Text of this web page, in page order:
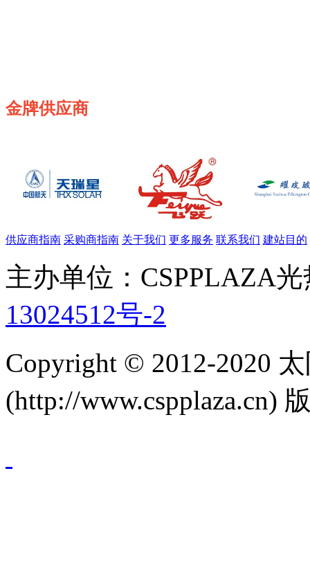
金牌供应商
供应商指南 采购商指南 关于我们 更多服务 联系我们 建站目的
主办单位：CSPPLAZA
13024512号-2
Copyright © 2012-2020
(http://www.cspplaza.cn)